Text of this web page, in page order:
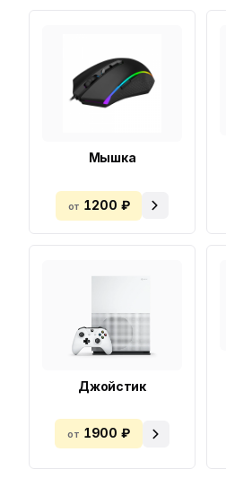
Мышка
от 1200 ₽
Джойстик
от 1900 ₽